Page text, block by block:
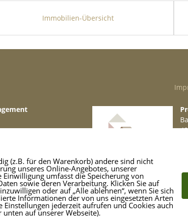
und Heizung
wohnen und arbeiten auf einem
Immobilien-Übersicht
(z.B. für den Warenkorb) andere sind nicht
unseres Online-Angebotes, unserer
umfasst die Speicherung von
sowie deren Verarbeitung. Klicken Sie auf
oder auf „Alle ablehnen“, wenn Sie sich
Informationen der von uns eingesetzten Arten
jederzeit aufrufen und Cookies auch
auf unserer Webseite).